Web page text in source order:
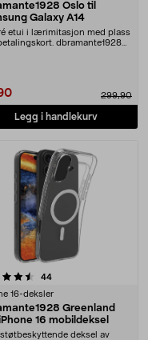
Oslo til
Galaxy A14
etui i lærimitasjon med plass
dbramante1928
299,90
Legg i handlekurv
44anmeldelser
16-deksler
Greenland
16 mobildeksel
deksel av